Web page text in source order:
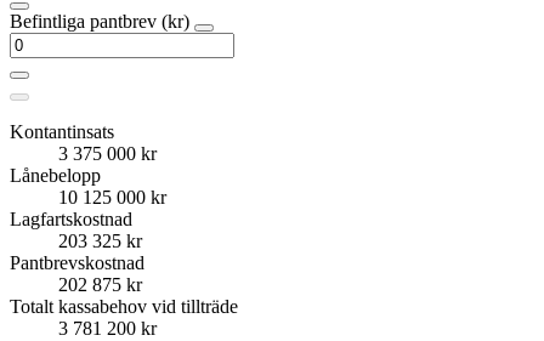
Befintliga pantbrev (kr)
Kontantinsats
3 375 000 kr
Lånebelopp
10 125 000 kr
Lagfartskostnad
203 325 kr
Pantbrevskostnad
202 875 kr
Totalt kassabehov vid tillträde
3 781 200 kr